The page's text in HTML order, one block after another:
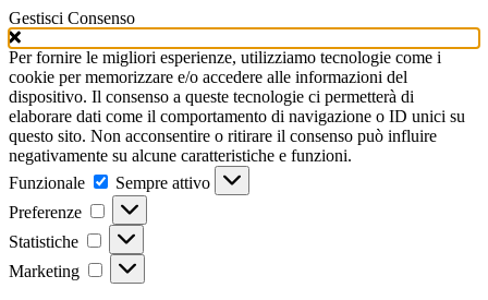
Gestisci Consenso
Per fornire le migliori esperienze, utilizziamo tecnologie come i
cookie per memorizzare e/o accedere alle informazioni del
dispositivo. Il consenso a queste tecnologie ci permetterà di
elaborare dati come il comportamento di navigazione o ID unici su
questo sito. Non acconsentire o ritirare il consenso può influire
negativamente su alcune caratteristiche e funzioni.
Funzionale
Funzionale
Sempre attivo
Preferenze
Preferenze
Statistiche Statistiche
Marketing Marketing